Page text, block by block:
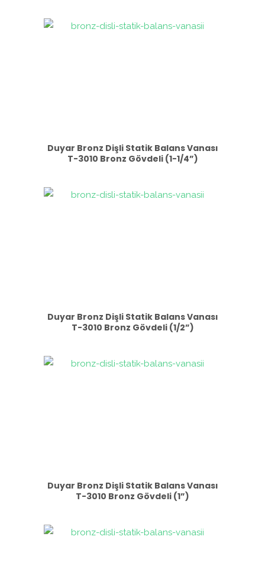
Duyar Bronz Dişli Statik Balans Vanası
T-3010 Bronz Gövdeli (1-1/4”)
Duyar Bronz Dişli Statik Balans Vanası
T-3010 Bronz Gövdeli (1/2”)
Duyar Bronz Dişli Statik Balans Vanası
T-3010 Bronz Gövdeli (1”)